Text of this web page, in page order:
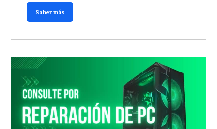
Saber más